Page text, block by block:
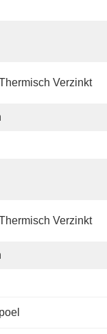
Verzinkt
Verzinkt